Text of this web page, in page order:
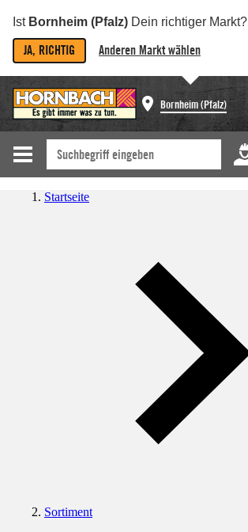
Ist Bornheim (Pfalz) Dein richtiger Markt?
JA, RICHTIG Anderen Markt wählen
Bornheim (Pfalz)
Startseite
Sortiment